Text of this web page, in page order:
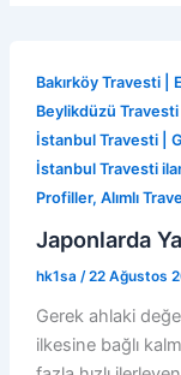
Bakırköy Travesti |
Beylikdüzü
İstanbul Travesti |
İstanbul Travesti
Profiller, Alımlı
Japonlarda
hk1sa /22 Ağustos
Gerek ahlaki
ilkesine bağlı